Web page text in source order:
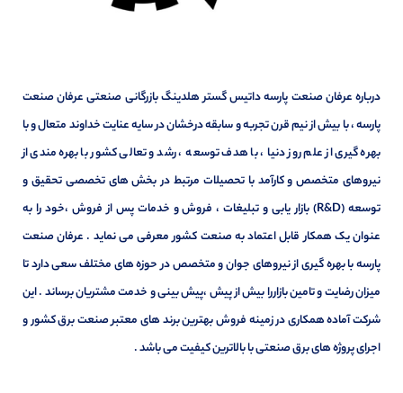
درباره عرفان صنعت پارسه داتیس گستر هلدینگ بازرگانی صنعتی عرفان صنعت
پارسه ، با بیش از نیم قرن تجربه و سابقه درخشان در سایه عنایت خداوند متعال و با
بهره گیری از علم روز دنیا ، با هدف توسعه ، رشد و تعالی کشور با بهره مندی از
نیروهای متخصص و کارآمد با تحصیلات مرتبط در بخش های تخصصی تحقیق و
توسعه (R&D) بازار یابی و تبلیغات ، فروش و خدمات پس از فروش ،خود را به
عنوان یک همکار قابل اعتماد به صنعت کشور معرفی می نماید . عرفان صنعت
پارسه با بهره گیری از نیروهای جوان و متخصص در حوزه های مختلف سعی دارد تا
میزان رضایت و تامین بازاررا بیش از پیش ،پیش بینی و خدمت مشتریان برساند . این
شرکت آماده همکاری در زمینه فروش بهترین برند های معتبر صنعت برق کشور و
اجرای پروژه های برق صنعتی با بالاترین کیفیت می باشد .